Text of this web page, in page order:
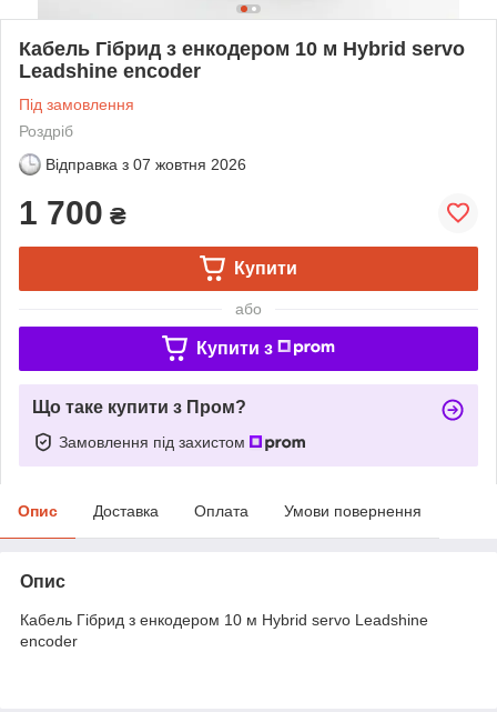
Кабель Гібрид з енкодером 10 м Hybrid servo
Leadshine encoder
Під замовлення
Роздріб
Відправка з 07 жовтня 2026
1 700 ₴
Купити
або
Купити з
Що таке купити з Пром?
Замовлення під захистом
Опис Доставка Оплата Умови повернення
Опис
Кабель Гібрид з енкодером 10 м Hybrid servo Leadshine
encoder